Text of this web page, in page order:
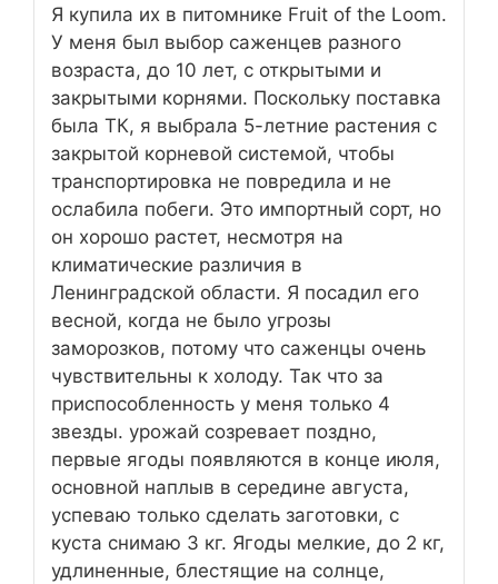
Я купила их в питомнике Fruit of the Loom.
У меня был выбор саженцев разного
возраста, до 10 лет, с открытыми и
закрытыми корнями. Поскольку поставка
была ТК, я выбрала 5-летние растения с
закрытой корневой системой, чтобы
транспортировка не повредила и не
ослабила побеги. Это импортный сорт, но
он хорошо растет, несмотря на
климатические различия в
Ленинградской области. Я посадил его
весной, когда не было угрозы
заморозков, потому что саженцы очень
чувствительны к холоду. Так что за
приспособленность у меня только 4
звезды. урожай созревает поздно,
первые ягоды появляются в конце июля,
основной наплыв в середине августа,
успеваю только сделать заготовки, с
куста снимаю 3 кг. Ягоды мелкие, до 2 кг,
удлиненные, блестящие на солнце,